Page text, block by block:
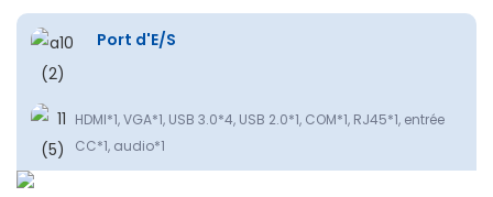
Port d'E/S
HDMI*1, VGA*1, USB 3.0*4, USB 2.0*1, COM*1, RJ45*1, entrée
CC*1, audio*1